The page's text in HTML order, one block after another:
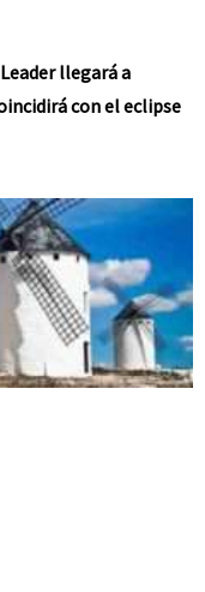
llegará a
con el eclipse